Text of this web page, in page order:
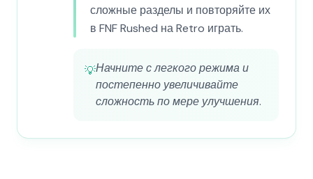
сложные разделы и повторяйте их
в FNF Rushed на Retro играть.
💡Начните с легкого режима и
постепенно увеличивайте
сложность по мере улучшения.